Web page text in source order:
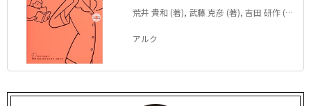
荒井 貴和 (著), 武藤 克彦 (著), 吉田 研作 (監
アルク